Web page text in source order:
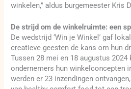
winkelen,” aldus burgemeester Kris
De strijd om de winkelruimte: een
De wedstrijd ‘Win je Winkel’ gaf
creatieve geesten de kans om hun
Tussen 28 mei en 18 augustus
ondernemers hun winkelconcepten
werden er 23 inzendingen